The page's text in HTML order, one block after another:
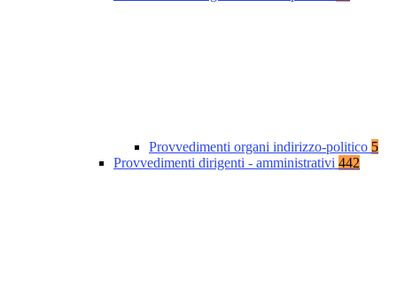
Provvedimenti organi indirizzo-politico 5
Provvedimenti dirigenti - amministrativi 442